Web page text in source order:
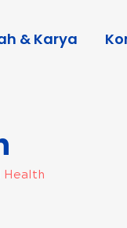
& Karya
Health